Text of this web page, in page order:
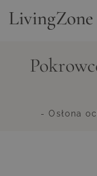
- Osłona